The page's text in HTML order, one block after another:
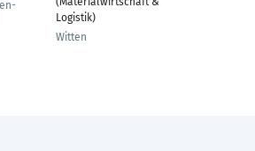
Logistik)
Witten